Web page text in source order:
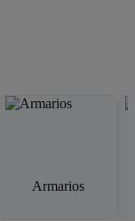
Armarios